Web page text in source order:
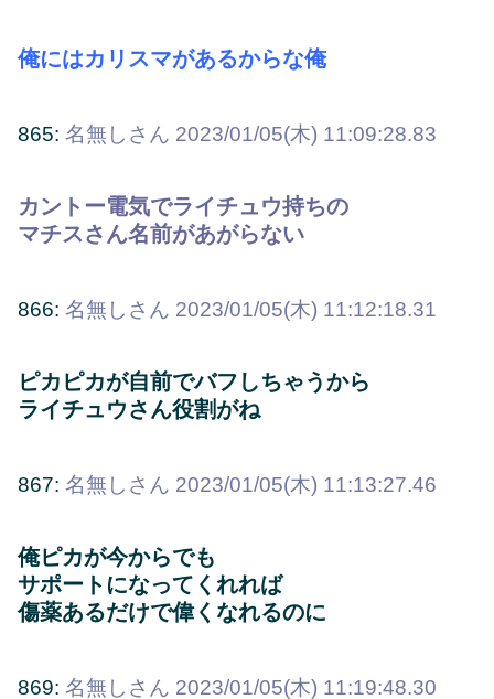
俺にはカリスマがあるからな俺
865: 名無しさん 2023/01/05(木) 11:09:28.83
カントー電気でライチュウ持ちの
マチスさん名前があがらない
866: 名無しさん 2023/01/05(木) 11:12:18.31
ピカピカが自前でバフしちゃうから
ライチュウさん役割がね
867: 名無しさん 2023/01/05(木) 11:13:27.46
俺ピカが今からでも
サポートになってくれれば
傷薬あるだけで偉くなれるのに
869: 名無しさん 2023/01/05(木) 11:19:48.30